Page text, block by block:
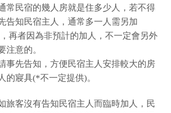
常民宿的幾人房就是住多少人，若不得
告知民宿主人，通常多一人需另加
再者因為非預計的加人，不一定會另外
注意的。
事先告知，方便民宿主人安排較大的房
的寢具(*不一定提供)。
旅客沒有告知民宿主人而臨時加人，民